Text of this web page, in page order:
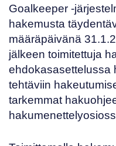
Goalkeeper -
hakemusta
määräpäivänä
jälkeen toimitettuja
ehdokasasettelussa
tehtäviin
tarkemmat